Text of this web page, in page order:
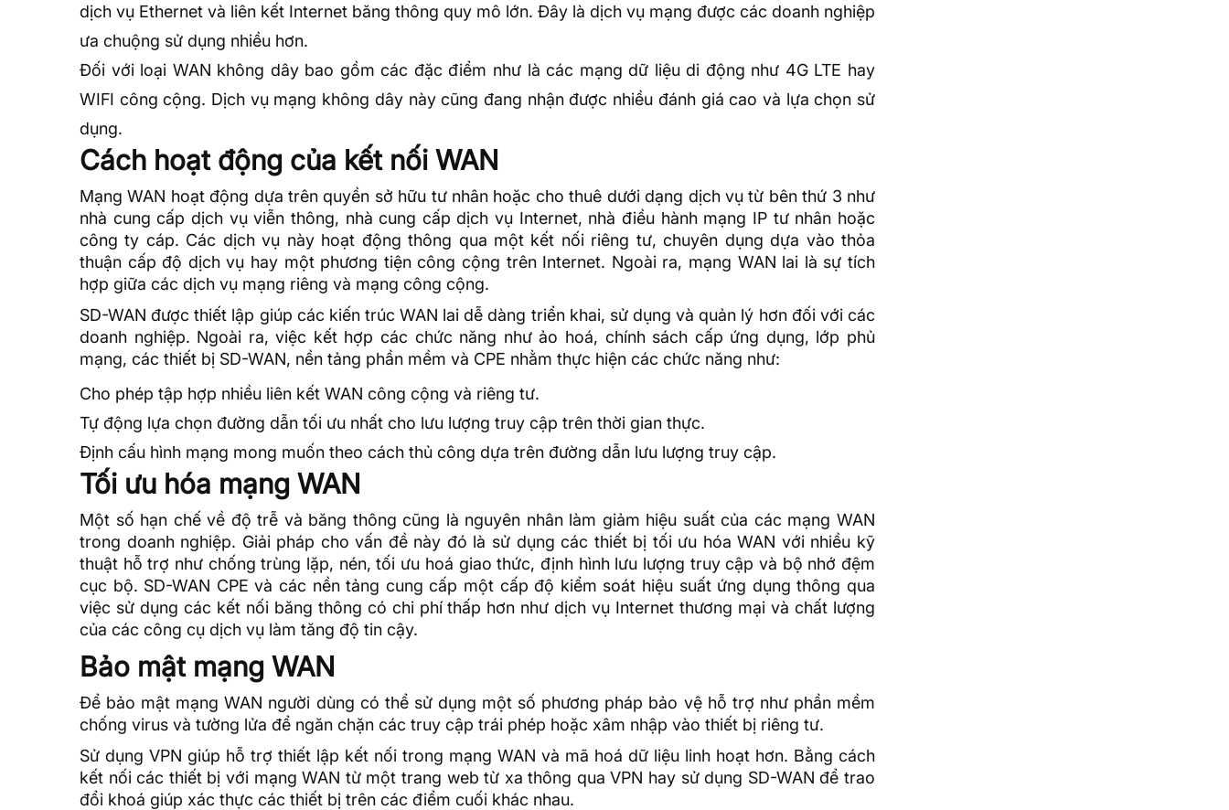
dịch vụ Ethernet và liên kết Internet băng thông quy mô lớn. Đây là dịch vụ mạng được các doanh nghiệp
ưa chuộng sử dụng nhiều hơn.
Đối với loại WAN không dây bao gồm các đặc điểm như là các mạng dữ liệu di động như 4G LTE hay
WIFI công cộng. Dịch vụ mạng không dây này cũng đang nhận được nhiều đánh giá cao và lựa chọn sử
dụng.
Cách hoạt động của kết nối WAN
Mạng WAN hoạt động dựa trên quyền sở hữu tư nhân hoặc cho thuê dưới dạng dịch vụ từ bên thứ 3 như
nhà cung cấp dịch vụ viễn thông, nhà cung cấp dịch vụ Internet, nhà điều hành mạng IP tư nhân hoặc
công ty cáp. Các dịch vụ này hoạt động thông qua một kết nối riêng tư, chuyên dụng dựa vào thỏa
thuận cấp độ dịch vụ hay một phương tiện công cộng trên Internet. Ngoài ra, mạng WAN lai là sự tích
hợp giữa các dịch vụ mạng riêng và mạng công cộng.
SD-WAN được thiết lập giúp các kiến trúc WAN lai dễ dàng triển khai, sử dụng và quản lý hơn đối với các
doanh nghiệp. Ngoài ra, việc kết hợp các chức năng như ảo hoá, chính sách cấp ứng dụng, lớp phủ
mạng, các thiết bị SD-WAN, nền tảng phần mềm và CPE nhằm thực hiện các chức năng như:
Cho phép tập hợp nhiều liên kết WAN công cộng và riêng tư.
Tự động lựa chọn đường dẫn tối ưu nhất cho lưu lượng truy cập trên thời gian thực.
Định cấu hình mạng mong muốn theo cách thủ công dựa trên đường dẫn lưu lượng truy cập.
Tối ưu hóa mạng WAN
Một số hạn chế về độ trễ và băng thông cũng là nguyên nhân làm giảm hiệu suất của các mạng WAN
trong doanh nghiệp. Giải pháp cho vấn đề này đó là sử dụng các thiết bị tối ưu hóa WAN với nhiều kỹ
thuật hỗ trợ như chống trùng lặp, nén, tối ưu hoá giao thức, định hình lưu lượng truy cập và bộ nhớ đệm
cục bộ. SD-WAN CPE và các nền tảng cung cấp một cấp độ kiểm soát hiệu suất ứng dụng thông qua
việc sử dụng các kết nối băng thông có chi phí thấp hơn như dịch vụ Internet thương mại và chất lượng
của các công cụ dịch vụ làm tăng độ tin cậy.
Bảo mật mạng WAN
Để bảo mật mạng WAN người dùng có thể sử dụng một số phương pháp bảo vệ hỗ trợ như phần mềm
chống virus và tường lửa để ngăn chặn các truy cập trái phép hoặc xâm nhập vào thiết bị riêng tư.
Sử dụng VPN giúp hỗ trợ thiết lập kết nối trong mạng WAN và mã hoá dữ liệu linh hoạt hơn. Bằng cách
kết nối các thiết bị với mạng WAN từ một trang web từ xa thông qua VPN hay sử dụng SD-WAN để trao
đổi khoá giúp xác thực các thiết bị trên các điểm cuối khác nhau.